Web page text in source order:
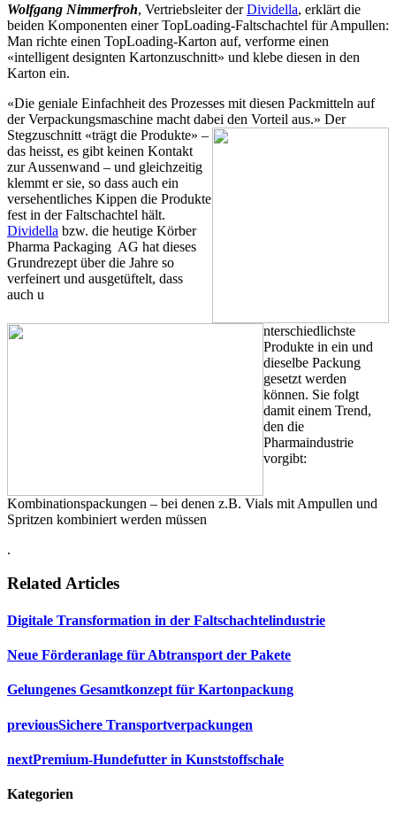
Wolfgang Nimmerfroh, Vertriebsleiter derDividella, erklärt die
beiden Komponenten einer TopLoading-Faltschachtel für Ampullen:
Man richte einen TopLoading-Karton auf, verforme einen
«intelligent designten Kartonzuschnitt» und klebe diesen in den
Karton ein.
«Die geniale Einfachheit des Prozesses mit diesen Packmitteln auf
der Verpackungsmaschine macht dabei den Vorteil aus.» Der
Stegzuschnitt «trägt die Produkte» –
das heisst, es gibt keinen Kontakt
zur Aussenwand – und gleichzeitig
klemmt er sie, so dass auch ein
versehentliches Kippen die Produkte
fest in der Faltschachtel hält.
Dividella bzw. die heutige Körber
Pharma Packaging AG hat dieses
Grundrezept über die Jahre so
verfeinert und ausgetüftelt, dass
auch u
nterschiedlichste
Produkte in ein und
dieselbe Packung
gesetzt werden
können. Sie folgt
damit einem Trend,
den die
Pharmaindustrie
vorgibt:
Kombinationspackungen – bei denen z.B. Vials mit Ampullen und
Spritzen kombiniert werden müssen
.
Related Articles
Digitale Transformation in der Faltschachtelindustrie
Neue Förderanlage für Abtransport der Pakete
Gelungenes Gesamtkonzept für Kartonpackung
previousSichere Transportverpackungen
nextPremium-Hundefutter in Kunststoffschale
Kategorien